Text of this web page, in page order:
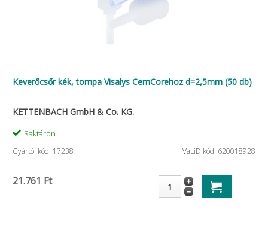
Keverőcsőr kék, tompa Visalys CemCorehoz d=2,5mm (50 db)
KETTENBACH GmbH & Co. KG.
Raktáron
Gyártói kód: 17238 VaLiD kód: 620018928
21.761 Ft